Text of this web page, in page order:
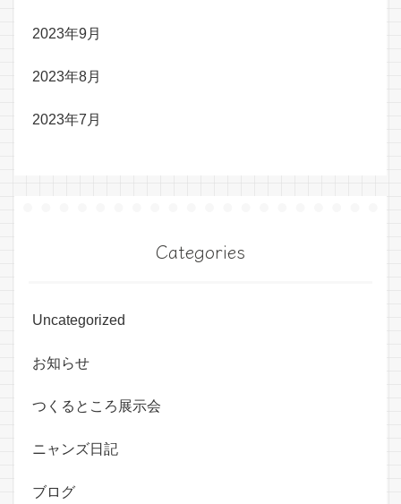
2023年9月
2023年8月
2023年7月
Categories
Uncategorized
お知らせ
つくるところ展示会
ニャンズ日記
ブログ